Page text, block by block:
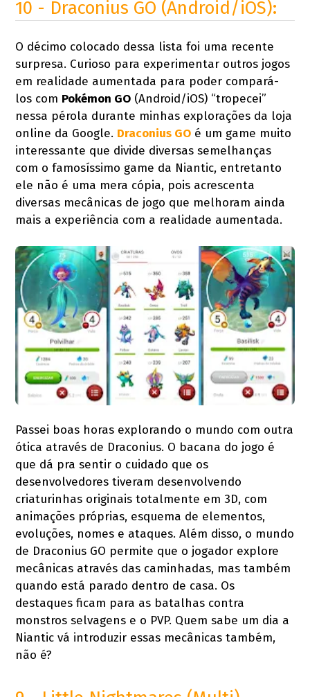
10 - Draconius GO (Android/iOS):
O décimo colocado dessa lista foi uma recente
surpresa. Curioso para experimentar outros jogos
em realidade aumentada para poder compará-
los com Pokémon GO (Android/iOS) “tropecei”
nessa pérola durante minhas explorações da loja
online da Google. Draconius GO é um game muito
interessante que divide diversas semelhanças
com o famosíssimo game da Niantic, entretanto
ele não é uma mera cópia, pois acrescenta
diversas mecânicas de jogo que melhoram ainda
mais a experiência com a realidade aumentada.
Passei boas horas explorando o mundo com outra
ótica através de Draconius. O bacana do jogo é
que dá pra sentir o cuidado que os
desenvolvedores tiveram desenvolvendo
criaturinhas originais totalmente em 3D, com
animações próprias, esquema de elementos,
evoluções, nomes e ataques. Além disso, o mundo
de Draconius GO permite que o jogador explore
mecânicas através das caminhadas, mas também
quando está parado dentro de casa. Os
destaques ficam para as batalhas contra
monstros selvagens e o PVP. Quem sabe um dia a
Niantic vá introduzir essas mecânicas também,
não é?